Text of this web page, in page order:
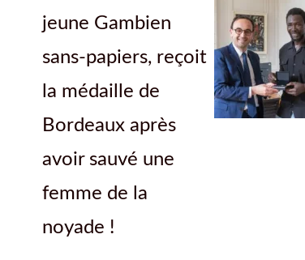
jeune Gambien
sans-papiers, reçoit
la médaille de
Bordeaux après
avoir sauvé une
femme de la
noyade !